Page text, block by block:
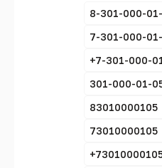
8-301-000-
7-301-000-
+7-301-000-
301-000-01-
83010000105
73010000105